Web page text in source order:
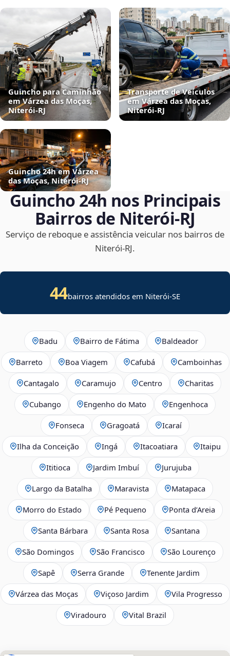
Guincho para Caminhão
em Várzea das Moças,
Niterói‑RJ
Transporte de Veículos
em Várzea das Moças,
Niterói‑RJ
Guincho 24h em Várzea
das Moças, Niterói‑RJ
Guincho 24h nos Principais
Bairros de Niterói‑RJ
Serviço de reboque e assistência veicular nos bairros de
Niterói‑RJ.
44bairros atendidos em Niterói-SE
Badu Bairro de Fátima Baldeador
Barreto Boa Viagem Cafubá Camboinhas
Cantagalo Caramujo Centro Charitas
Cubango Engenho do Mato Engenhoca
Fonseca Gragoatá Icaraí
Ilha da Conceição Ingá Itacoatiara Itaipu
Ititioca Jardim Imbuí Jurujuba
Largo da Batalha Maravista Matapaca
Morro do Estado Pé Pequeno Ponta d’Areia
Santa Bárbara Santa Rosa Santana
São Domingos São Francisco São Lourenço
Sapê Serra Grande Tenente Jardim
Várzea das Moças Viçoso Jardim Vila Progresso
Viradouro Vital Brazil